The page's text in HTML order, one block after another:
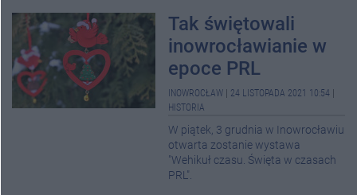
Tak świętowali
inowrocławianie w
epoce PRL
INOWROCŁAW 24 LISTOPADA 2021 10:54
HISTORIA
W piątek, 3 grudnia w Inowrocławiu
otwarta zostanie wystawa
"Wehikuł czasu. Święta w czasach
PRL".